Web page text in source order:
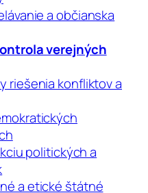
a občianska
verejných
riešenia konfliktov a
politických a
a etické štátné